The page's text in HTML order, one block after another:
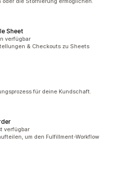
Sheet
verfügbar
& Checkouts zu Sheets
für deine Kundschaft.
verfügbar
um den Fulfillment-Workflow